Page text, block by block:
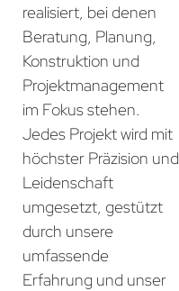
realisiert, bei denen
Beratung, Planung,
Konstruktion und
Projektmanagement
im Fokus stehen.
Jedes Projekt wird mit
höchster Präzision und
Leidenschaft
umgesetzt, gestützt
durch unsere
umfassende
Erfahrung und unser